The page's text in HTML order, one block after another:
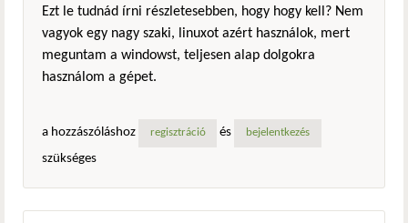
Ezt le tudnád írni részletesebben, hogy hogy kell? Nem
vagyok egy nagy szaki, linuxot azért használok, mert
meguntam a windowst, teljesen alap dolgokra
használom a gépet.
a hozzászóláshoz regisztráció és bejelentkezés
szükséges